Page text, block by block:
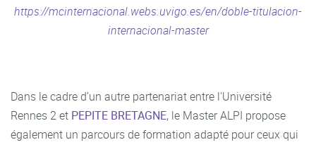
https://mcinternacional.webs.uvigo.es/en/doble-titulacion-
internacional-master
Dans le cadre d’un autre partenariat entre l'Université
Rennes 2 et PEPITE BRETAGNE, le Master ALPI propose
également un parcours de formation adapté pour ceux qui